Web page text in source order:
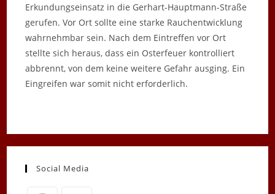
Erkundungseinsatz in die Gerhart-Hauptmann-Straße
gerufen. Vor Ort sollte eine starke Rauchentwicklung
wahrnehmbar sein. Nach dem Eintreffen vor Ort
stellte sich heraus, dass ein Osterfeuer kontrolliert
abbrennt, von dem keine weitere Gefahr ausging. Ein
Eingreifen war somit nicht erforderlich.
Social Media